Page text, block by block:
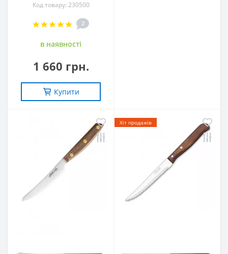
Код товару: 230500
2
в наявностi
1 660 грн.
Купити
Хіт продажів